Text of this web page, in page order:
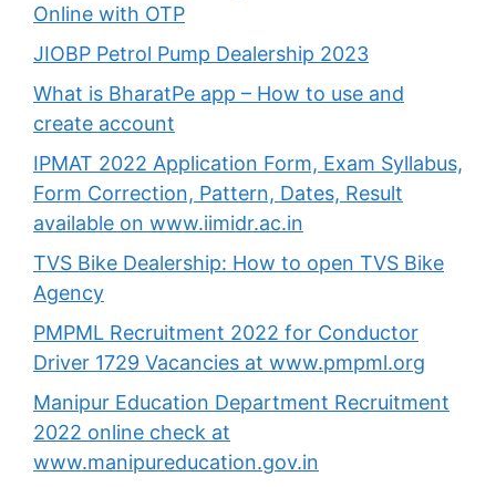
Online with OTP
JIOBP Petrol Pump Dealership 2023
What is BharatPe app – How to use and
create account
IPMAT 2022 Application Form, Exam Syllabus,
Form Correction, Pattern, Dates, Result
available on www.iimidr.ac.in
TVS Bike Dealership: How to open TVS Bike
Agency
PMPML Recruitment 2022 for Conductor
Driver 1729 Vacancies at www.pmpml.org
Manipur Education Department Recruitment
2022 online check at
www.manipureducation.gov.in